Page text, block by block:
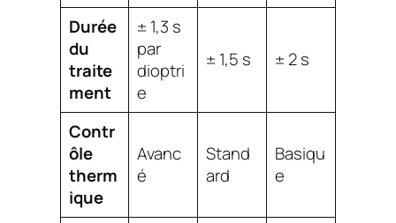
Durée
du
traite
ment
± 1,3 s
par
dioptri
e
± 1,5 s ± 2 s
Contr
ôle
therm
ique
Avanc
é
Stand
ard
Basiqu
e